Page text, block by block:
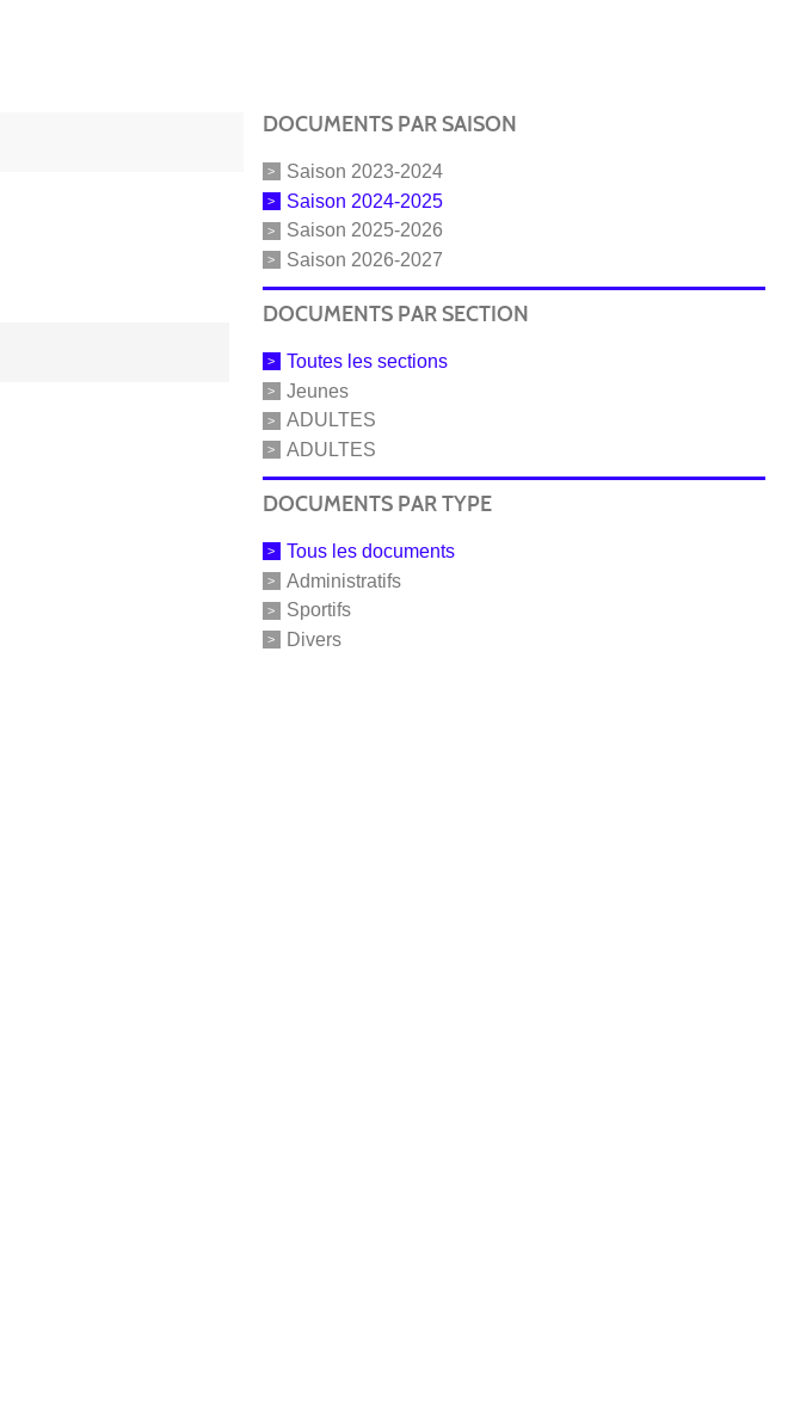
DOCUMENTS PAR SAISON
Saison 2023-2024
Saison 2024-2025
Saison 2025-2026
Saison 2026-2027
DOCUMENTS PAR SECTION
Toutes les sections
Jeunes
ADULTES
ADULTES
DOCUMENTS PAR TYPE
Tous les documents
Administratifs
Sportifs
Divers